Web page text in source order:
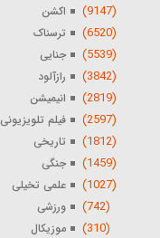
(9147) اکشن
(6520) ترسناک
(5539) جنایی
(3842) رازآلود
(2819) انیمیشن
(2597) فیلم تلویزیونی
(1812) تاریخی
(1459) جنگی
(1027) علمی تخیلی
(742) ورزشی
(310) موزیکال